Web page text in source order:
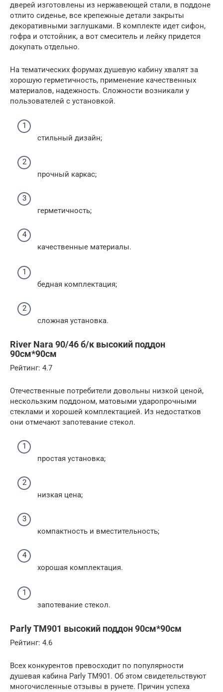
дверей изготовлены из нержавеющей стали, в поддоне
отлито сиденье, все крепежные детали закрыты
декоративными заглушками. В комплекте идет сифон,
гофра и отстойник, а вот смеситель и лейку придется
докупать отдельно.
На тематических форумах душевую кабину хвалят за
хорошую герметичность, применение качественных
материалов, надежность. Сложности возникали у
пользователей с установкой.
стильный дизайн;
прочный каркас;
герметичность;
качественные материалы.
бедная комплектация;
сложная установка.
River Nara 90/46 б/к высокий поддон
90см*90см
Рейтинг: 4.7
Отечественные потребители довольны низкой ценой,
нескользким поддоном, матовыми ударопрочными
стеклами и хорошей комплектацией. Из недостатков
они отмечают запотевание стекол.
простая установка;
низкая цена;
компактность и вместительность;
хорошая комплектация.
запотевание стекол.
Parly TM901 высокий поддон 90см*90см
Рейтинг: 4.6
Всех конкурентов превосходит по популярности
душевая кабина Parly TM901. Об этом свидетельствуют
многочисленные отзывы в рунете. Причин успеха